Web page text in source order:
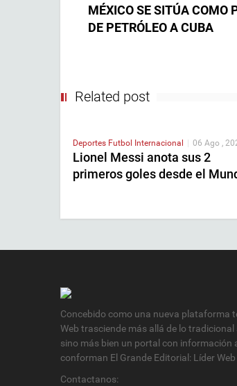
MÉXICO SE SITÚA COMO
DE PETRÓLEO A CUBA
Related post
Deportes Futbol Internacional | 06 Ago ,
Lionel Messi anota sus 2
primeros goles desde el
Concebido como una nueva plataforma
Web trasciende más allá de lo
sino más bien un portal con información
conforman El Grande Editorial: Líder Web
Contactanos: